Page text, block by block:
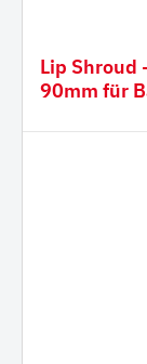
Lip Shroud
90mm für